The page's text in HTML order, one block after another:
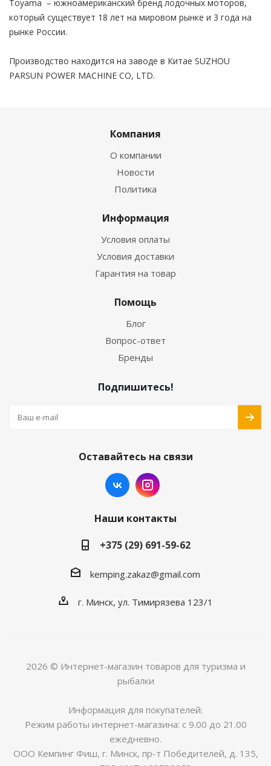
Toyama – южноамериканский бренд лодочных моторов,
который существует 18 лет на мировом рынке и 3 года на
рынке России.
Производство находится на заводе в Китае SUZHOU
PARSUN POWER MACHINE CO, LTD.
Компания
О компании
Новости
Политика
Информация
Условия оплаты
Условия доставки
Гарантия на товар
Помощь
Блог
Вопрос-ответ
Бренды
Подпишитесь!
Оставайтесь на связи
Наши контакты
+375 (29) 691-59-62
kemping.zakaz@gmail.com
г. Минск, ул. Тимирязева 123/1
2026 © Интернет-магазин товаров для туризма и
рыбалки
Информация для покупателей:
Режим работы интернет-магазина: с 9.00 до 21.00
ежедневно.
ООО Кемпинг Фиш, г. Минск, пр-т Победителей, д. 135,